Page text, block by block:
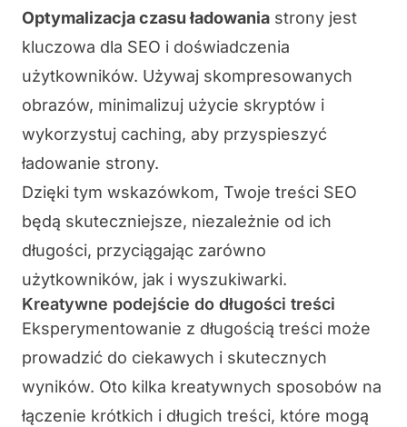
Optymalizacja czasu ładowania strony jest
kluczowa dla SEO i doświadczenia
użytkowników. Używaj skompresowanych
obrazów, minimalizuj użycie skryptów i
wykorzystuj caching, aby przyspieszyć
ładowanie strony.
Dzięki tym wskazówkom, Twoje treści SEO
będą skuteczniejsze, niezależnie od ich
długości, przyciągając zarówno
użytkowników, jak i wyszukiwarki.
Kreatywne podejście do długości treści
Eksperymentowanie z długością treści może
prowadzić do ciekawych i skutecznych
wyników. Oto kilka kreatywnych sposobów na
łączenie krótkich i długich treści, które mogą